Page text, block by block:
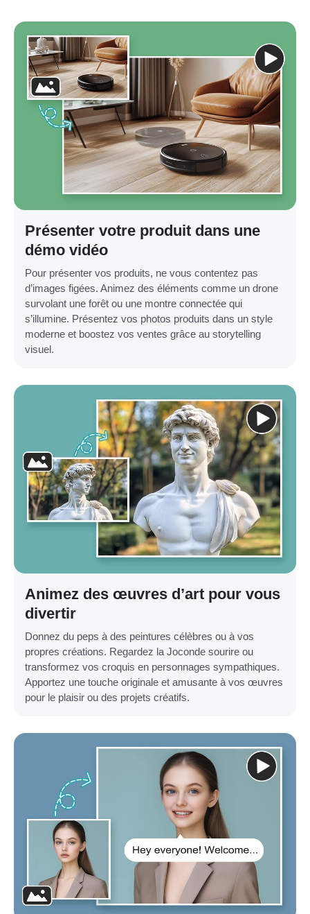
Présenter votre produit dans une
démo vidéo
Pour présenter vos produits, ne vous contentez pas
d’images figées. Animez des éléments comme un drone
survolant une forêt ou une montre connectée qui
s’illumine. Présentez vos photos produits dans un style
moderne et boostez vos ventes grâce au storytelling
visuel.
Animez des œuvres d’art pour vous
divertir
Donnez du peps à des peintures célèbres ou à vos
propres créations. Regardez la Joconde sourire ou
transformez vos croquis en personnages sympathiques.
Apportez une touche originale et amusante à vos œuvres
pour le plaisir ou des projets créatifs.